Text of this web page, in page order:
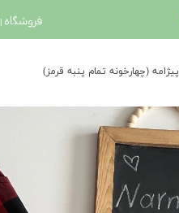
فروشگاه | STORE
پیژامه (چهارخونه تمام پنبه قرمز)